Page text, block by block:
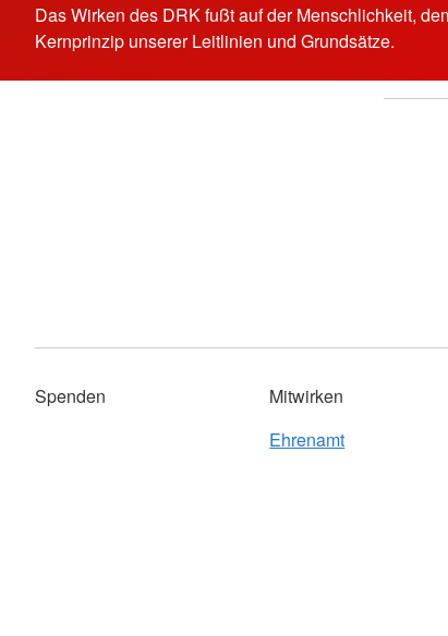
Das Wirken des DRK fußt auf der Menschlichkeit,
Kernprinzip unserer Leitlinien und Grundsätze.
Spenden
Mitwirken
Ehrenamt